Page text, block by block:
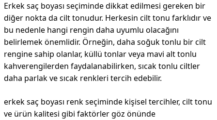
Erkek saç boyası seçiminde dikkat edilmesi gereken bir
diğer nokta da cilt tonudur. Herkesin cilt tonu farklıdır ve
bu nedenle hangi rengin daha uyumlu olacağını
belirlemek önemlidir. Örneğin, daha soğuk tonlu bir cilt
rengine sahip olanlar, küllü tonlar veya mavi alt tonlu
kahverengilerden faydalanabilirken, sıcak tonlu ciltler
daha parlak ve sıcak renkleri tercih edebilir.
erkek saç boyası renk seçiminde kişisel tercihler, cilt tonu
ve ürün kalitesi gibi faktörler göz önünde